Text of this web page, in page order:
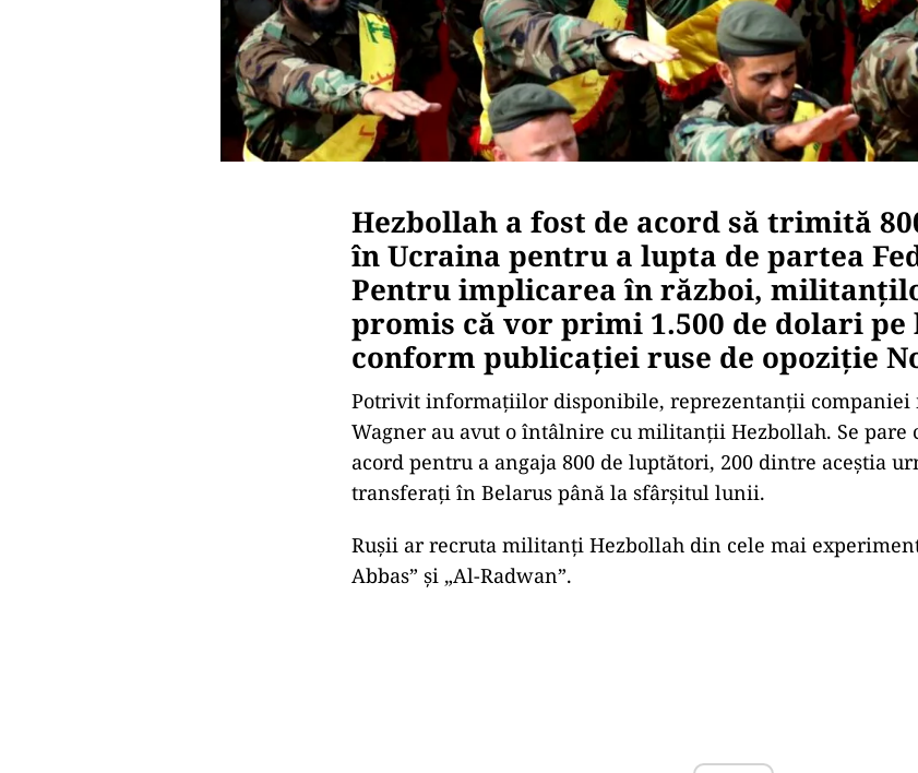
Hezbollah a fost de acord să trimită
în Ucraina pentru a lupta de partea
Pentru implicarea în război,
promis că vor primi 1.500 de dolari pe
conform publicației ruse de opoziție
Potrivit informațiilor disponibile, reprezentanții companiei
Wagner au avut o întâlnire cu militanții Hezbollah. Se pare
acord pentru a angaja 800 de luptători, 200 dintre aceștia
transferați în Belarus până la sfârșitul lunii.
Rușii ar recruta militanți Hezbollah din cele mai
Abbas” și „Al-Radwan”.